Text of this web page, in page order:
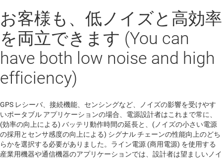
お客様も、低ノイズと高効率
を両立できます (You can
have both low noise and high
efficiency)
GPS レシーバ、接続機能、センシングなど、ノイズの影響を受けやす
いポータブル アプリケーションの場合、電源設計者はこれまで常に、
(効率の向上による) バッテリ動作時間の延長と、(ノイズの小さい電源
の採用とセンサ感度の向上による) シグナル チェーンの性能向上のどち
らかを選択する必要がありました。ライン電源 (商用電源) を使用する
産業用機器や通信機器のアプリケーションでは、設計者は望ましいノイ